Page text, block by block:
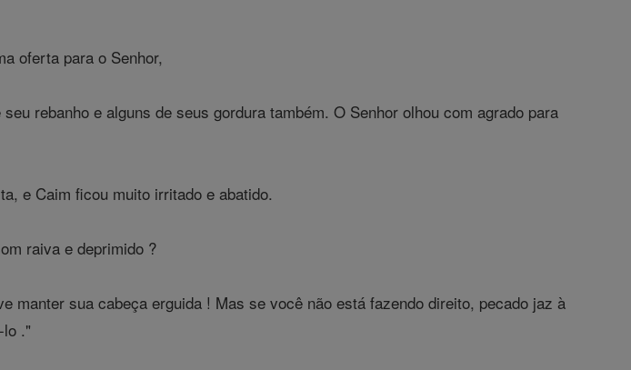
oferta para o Senhor,
rebanho e alguns de seus gordura também. O Senhor olhou com agrado para
e Caim ficou muito irritado e abatido.
raiva e deprimido ?
manter sua cabeça erguida ! Mas se você não está fazendo direito, pecado jaz à
lo ."